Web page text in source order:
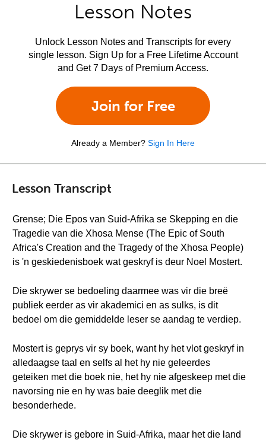
Lesson Notes
Unlock Lesson Notes and Transcripts for every
single lesson. Sign Up for a Free Lifetime Account
and Get 7 Days of Premium Access.
Join for Free
Already a Member? Sign In Here
Lesson Transcript
Grense; Die Epos van Suid-Afrika se Skepping en die
Tragedie van die Xhosa Mense (The Epic of South
Africa's Creation and the Tragedy of the Xhosa People)
is 'n geskiedenisboek wat geskryf is deur Noel Mostert.
Die skrywer se bedoeling daarmee was vir die breë
publiek eerder as vir akademici en as sulks, is dit
bedoel om die gemiddelde leser se aandag te verdiep.
Mostert is geprys vir sy boek, want hy het vlot geskryf in
alledaagse taal en selfs al het hy nie geleerdes
geteiken met die boek nie, het hy nie afgeskeep met die
navorsing nie en hy was baie deeglik met die
besonderhede.
Die skrywer is gebore in Suid-Afrika, maar het die land